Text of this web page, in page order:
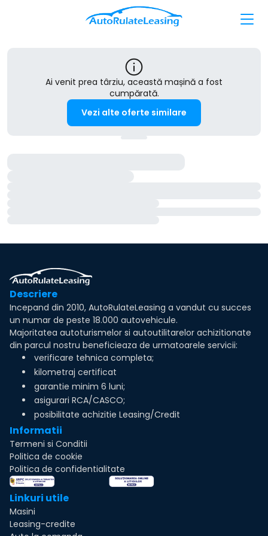
Ai venit prea târziu, această mașină a fost
cumpărată.
Vezi alte oferte similare
Descriere
Incepand din 2010, AutoRulateLeasing a vandut cu succes
un numar de peste 18.000 autovehicule.
Majoritatea autoturismelor si autoutilitarelor achizitionate
din parcul nostru beneficieaza de urmatoarele servicii:
verificare tehnica completa;
kilometraj certificat
garantie minim 6 luni;
asigurari RCA/CASCO;
posibilitate achizitie Leasing/Credit
Informatii
Termeni si Conditii
Politica de cookie
Politica de confidentialitate
Linkuri utile
Masini
Leasing-credite